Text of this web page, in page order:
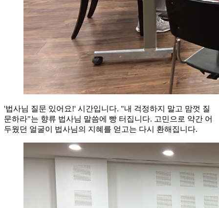
'법사님 질문 있어요!' 시간입니다. "내 걱정하지 말고 맘껏 질
문하라"는 향류 법사님 말씀에 빵 터집니다. 고민으로 약간 어
두웠던 얼굴이 법사님의 지혜를 얻고는 다시 환해집니다.